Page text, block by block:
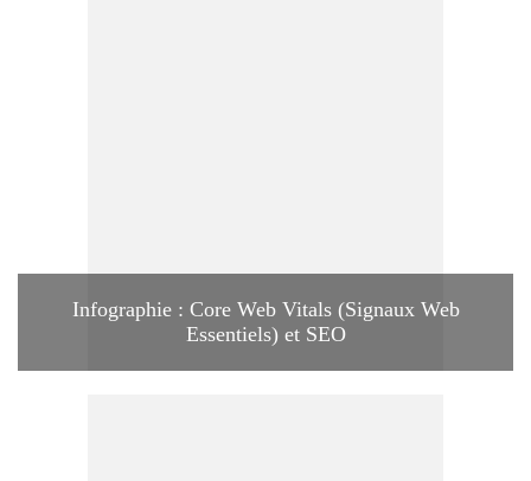
Infographie : Core Web Vitals (Signaux Web
Essentiels) et SEO